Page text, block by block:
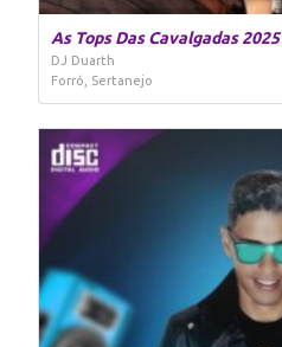
As Tops Das Cavalgadas 2025
DJ Duarth
Forró, Sertanejo